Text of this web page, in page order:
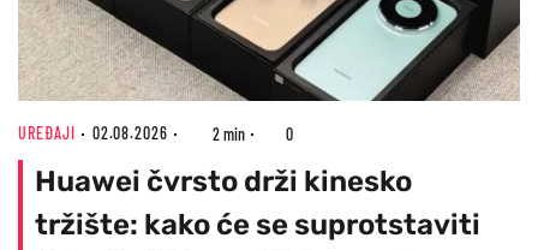
UREĐAJI 02.08.2026 2 min 0
Huawei čvrsto drži kinesko
tržište: kako će se suprotstaviti